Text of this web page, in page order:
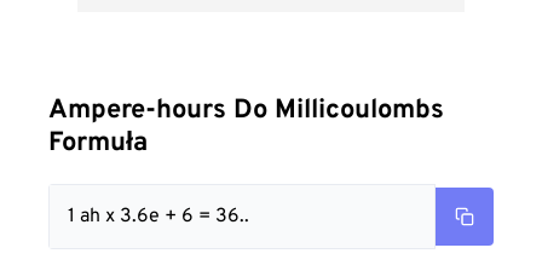
Ampere-hours Do Millicoulombs
Formuła
1 ah x 3.6e + 6 = 36..